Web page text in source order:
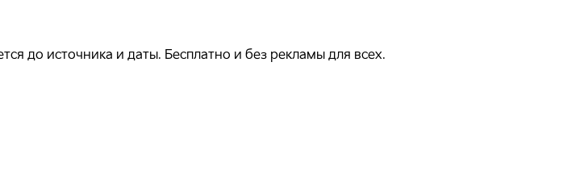
до источника и даты. Бесплатно и без рекламы для всех.